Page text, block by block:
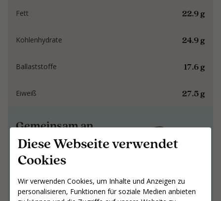
Diese Webseite verwendet
Cookies
Wir verwenden Cookies, um Inhalte und Anzeigen zu
personalisieren, Funktionen für soziale Medien anbieten
22.9 g
Fett
24.9 g
Kohlenhydrate
17.6 g
Ballaststoffe
27.5 g
Eiweiß
Gemeinsam an
Ergebnissen arbeiten,
die bleiben
die bleiben